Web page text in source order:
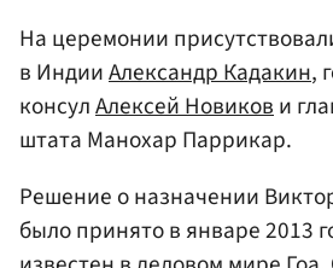
На церемонии
в ИндииАлександр Кадакин,
консулАлексей Новикови
штата Манохар Паррикар.
Решение о назначении
было принято в январе 2013